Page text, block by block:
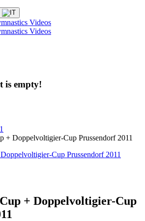
is empty!
+ Doppelvoltigier-Cup Prussendorf 2011
+ Doppelvoltigier-Cup